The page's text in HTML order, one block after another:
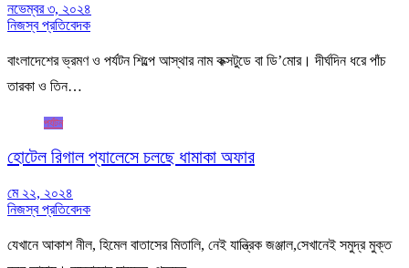
নভেম্বর ৩, ২০২৪
নিজস্ব প্রতিবেদক
বাংলাদেশের ভ্রমণ ও পর্যটন শিল্পে আস্থার নাম কক্সটুডে বা ডি’মোর। দীর্ঘদিন ধরে পাঁচ
তারকা ও তিন…
পর্যটন
হোটেল রিগাল প্যালেসে চলছে ধামাকা অফার
মে ২২, ২০২৪
নিজস্ব প্রতিবেদক
যেখানে আকাশ নীল, হিমেল বাতাসের মিতালি, নেই যান্ত্রিক জঞ্জাল,সেখানেই সমুদ্র মুক্ত